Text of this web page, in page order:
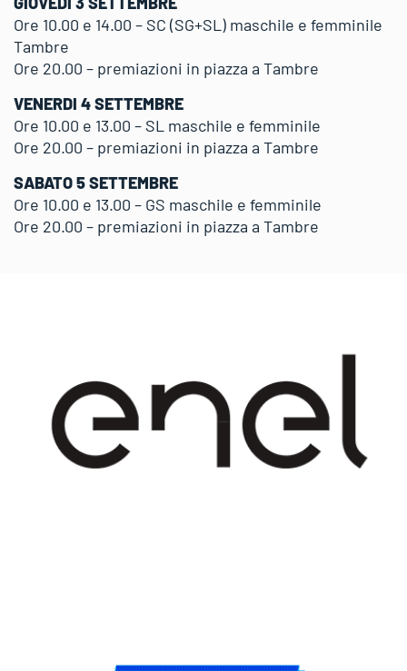
Ore 10.00 e 14.00 – SC (SG+SL) maschile e femminile
Tambre
Ore 20.00 – premiazioni in piazza a Tambre
VENERDI 4 SETTEMBRE
Ore 10.00 e 13.00 – SL maschile e femminile
Ore 20.00 – premiazioni in piazza a Tambre
SABATO 5 SETTEMBRE
Ore 10.00 e 13.00 – GS maschile e femminile
Ore 20.00 – premiazioni in piazza a Tambre